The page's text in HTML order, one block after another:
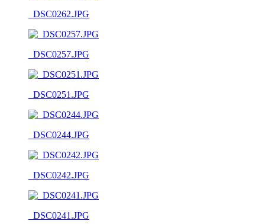
_DSC0262.JPG
_DSC0257.JPG
_DSC0251.JPG
_DSC0244.JPG
_DSC0242.JPG
_DSC0241.JPG